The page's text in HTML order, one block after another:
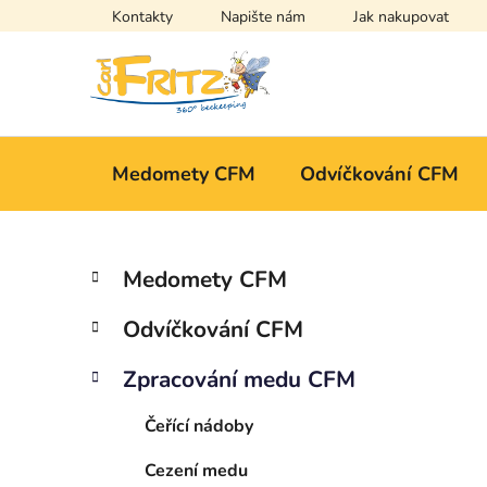
na
Kontakty Napište nám Jak nakupovat
Medomety CFM Odvíčkování CFM
P
s
r
Přeskočit
kategorie
K
a
e
o
Medomety CFM
Odvíčkování CFM
Zpracování medu CFM
Čeřící nádoby
Cezení medu